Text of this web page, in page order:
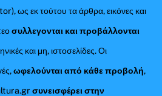
ως εκ τούτου τα άρθρα, εικόνες και
συλλεγονται και προβάλλονται
και μη, ιστοσελίδες. Οι
ωφελούνται από κάθε προβολή,
συνεισφέρει στην